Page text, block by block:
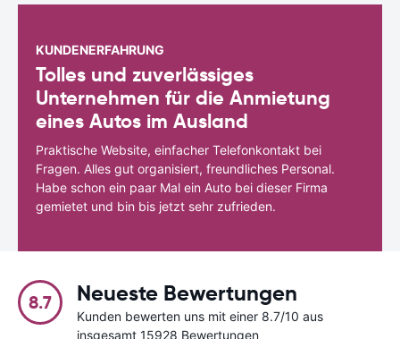
KUNDENERFAHRUNG
Tolles und zuverlässiges
Unternehmen für die Anmietung
eines Autos im Ausland
Praktische Website, einfacher Telefonkontakt bei
Fragen. Alles gut organisiert, freundliches Personal.
Habe schon ein paar Mal ein Auto bei dieser Firma
gemietet und bin bis jetzt sehr zufrieden.
8.7 Neueste Bewertungen
Kunden bewerten uns mit einer 8.7/10 aus
insgesamt 15928 Bewertungen